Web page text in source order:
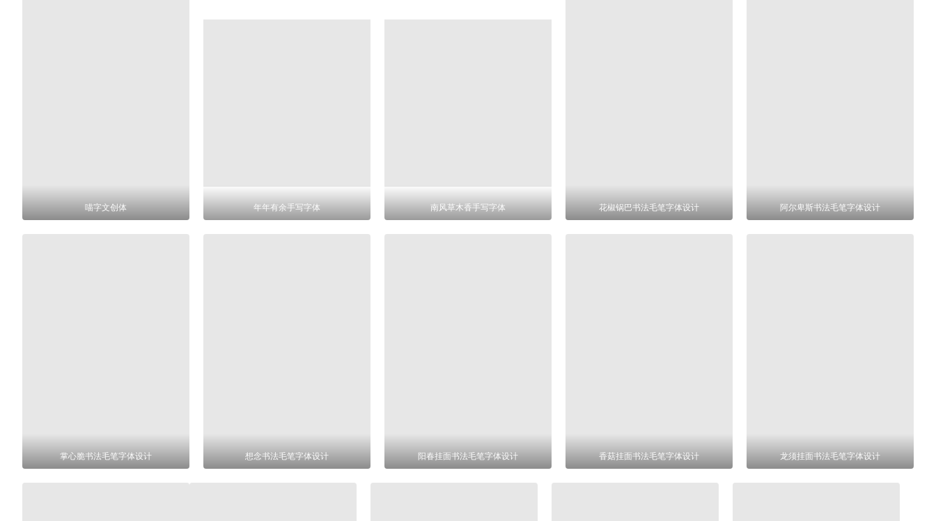
喵字文创体 年年有余手写字体 南风草木香手写字体 花椒锅巴书法毛笔字体设计 阿尔卑斯书法毛笔字体设计
掌心脆书法毛笔字体设计 想念书法毛笔字体设计 阳春挂面书法毛笔字体设计 香菇挂面书法毛笔字体设计 龙须挂面书法毛笔字体设计